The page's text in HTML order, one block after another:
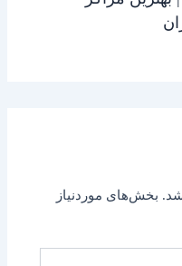
بخش‌های موردنیاز